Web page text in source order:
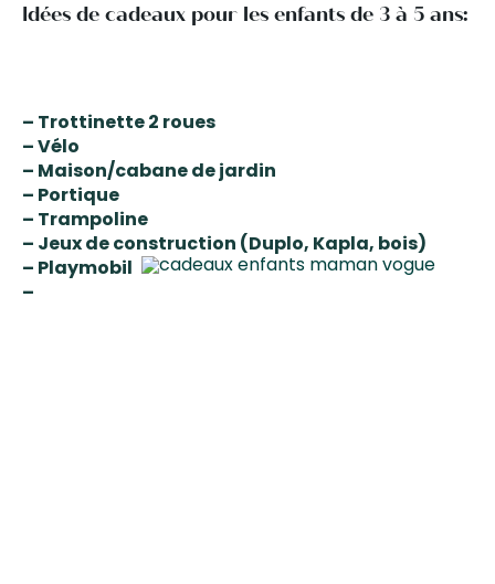
Idées de cadeaux pour les enfants de 3 à 5 ans:
– Trottinette 2 roues
– Vélo
– Maison/cabane de jardin
– Portique
– Trampoline
– Jeux de construction (Duplo, Kapla, bois)
– Playmobil
–